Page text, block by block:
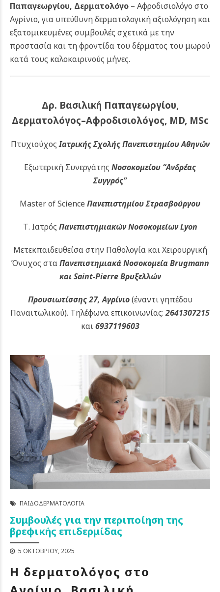
Παπαγεωργίου, Δερματολόγο – Αφροδισιολόγο στο
Αγρίνιο, για υπεύθυνη δερματολογική αξιολόγηση και
εξατομικευμένες συμβουλές σχετικά με την
προστασία και τη φροντίδα του δέρματος του μωρού
κατά τους καλοκαιρινούς μήνες.
Δρ. Βασιλική Παπαγεωργίου,
Δερματολόγος–Αφροδισιολόγος, MD, MSc
ΠτυχιούχοςΙατρικής Σχολής Πανεπιστημίου Αθηνών
Εξωτερική Συνεργάτης Νοσοκομείου “Ανδρέας
Συγγρός”
Master of Science Πανεπιστημίου Στρασβούργου
Τ. Ιατρός Πανεπιστημιακών Νοσοκομείων Lyon
Μετεκπαιδευθείσα στην Παθολογία και Χειρουργική
Όνυχος σταΠανεπιστημιακά Νοσοκομεία Brugmann
και Saint-Pierre Βρυξελλών
Προυσιωτίσσης 27, Αγρίνιο(έναντι γηπέδου
Παναιτωλικού). Τηλέφωνα επικοινωνίας:2641307215
και6937119603
ΠΑΙΔΟΔΕΡΜΑΤΟΛΟΓΊΑ
Συμβουλές για την περιποίηση της
βρεφικής επιδερμίδας
5 ΟΚΤΩΒΡΊΟΥ, 2025
Η δερματολόγος στο